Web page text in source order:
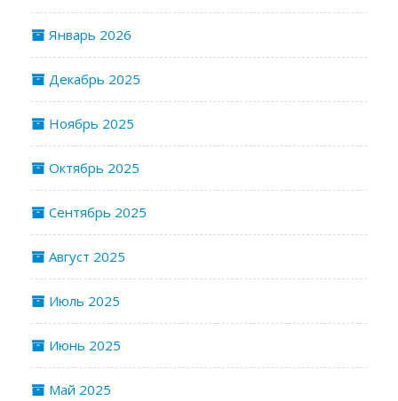
Январь 2026
Декабрь 2025
Ноябрь 2025
Октябрь 2025
Сентябрь 2025
Август 2025
Июль 2025
Июнь 2025
Май 2025